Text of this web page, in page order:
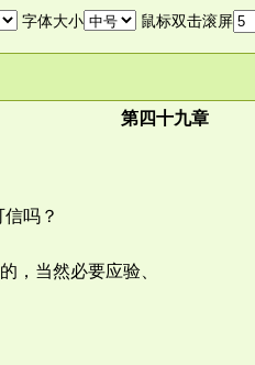
字体大小 鼠标双击滚屏
第四十九章
吗？
，当然必要应验、